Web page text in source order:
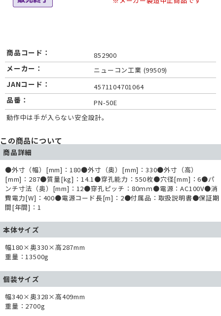
商品コード： 852900
メーカー： ニューコン工業 (99509)
JANコード： 4571104701064
品番：
PN-50E
動作中は手が入らない安全設計。
この商品について
商品詳細
●外寸（幅）[mm]：180●外寸（奥）[mm]：330●外寸（高）
[mm]：287●質量[kg]：14.1●穿孔能力：550枚●穴径[mm]：6●パ
ンチ寸法（奥）[mm]：12●穿孔ピッチ：80ｍｍ●電源：AC100V●消
費電力[W]：400●電源コード長[m]：2●付属品：取扱説明書●保証期
間[年間]：1
本体サイズ
幅180×奥330×高287mm
重量：13500g
個装サイズ
幅340×奥328×高409mm
重量：2700g